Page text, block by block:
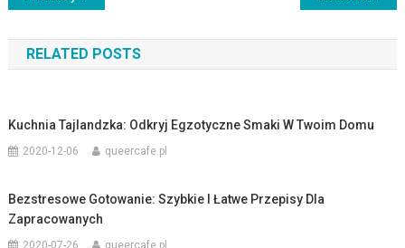
wpisu
RELATED POSTS
Kuchnia Tajlandzka: Odkryj Egzotyczne Smaki W Twoim Domu
2020-12-06 queercafe.pl
Bezstresowe Gotowanie: Szybkie I Łatwe Przepisy Dla
Zapracowanych
2020-07-26 queercafe.pl